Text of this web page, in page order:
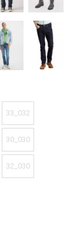
33_032
30_030
32_030